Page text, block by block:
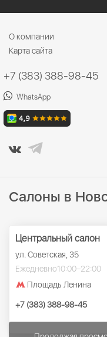
О компании
Карта сайта
+7 (383) 388-98-45
WhatsApp
Салоны в
Центральный салон
ул. Советская, 35
Ежедневно10:00–22:00
Площадь Ленина
+7 (383) 388-98-45